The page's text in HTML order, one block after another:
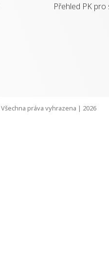
Přehled PK
Všechna práva vyhrazena | 2026